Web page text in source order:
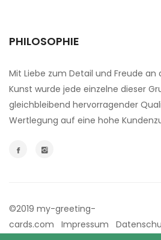
PHILOSOPHIE
Mit Liebe zum Detail und Freude an
Kunst wurde jede einzelne dieser
gleichbleibend hervorragender
Wertlegung auf eine hohe
©2019 my-greeting-
cards.com Impressum